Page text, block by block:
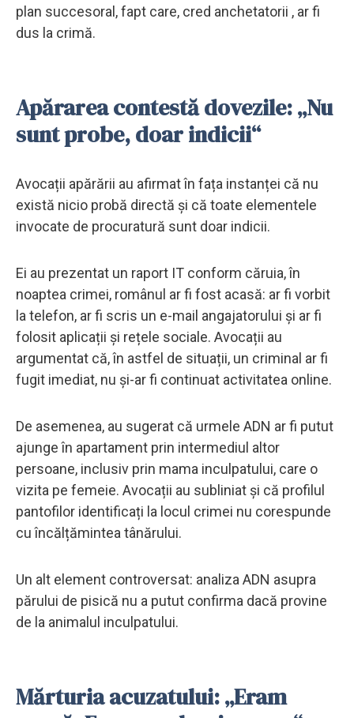
plan succesoral, fapt care, cred anchetatorii , ar fi
dus la crimă.
Apărarea contestă dovezile: „Nu
sunt probe, doar indicii“
Avocații apărării au afirmat în fața instanței că nu
există nicio probă directă și că toate elementele
invocate de procuratură sunt doar indicii.
Ei au prezentat un raport IT conform căruia, în
noaptea crimei, românul ar fi fost acasă: ar fi vorbit
la telefon, ar fi scris un e-mail angajatorului și ar fi
folosit aplicații și rețele sociale. Avocații au
argumentat că, în astfel de situații, un criminal ar fi
fugit imediat, nu și-ar fi continuat activitatea online.
De asemenea, au sugerat că urmele ADN ar fi putut
ajunge în apartament prin intermediul altor
persoane, inclusiv prin mama inculpatului, care o
vizita pe femeie. Avocații au subliniat și că profilul
pantofilor identificați la locul crimei nu corespunde
cu încălțămintea tânărului.
Un alt element controversat: analiza ADN asupra
părului de pisică nu a putut confirma dacă provine
de la animalul inculpatului.
Mărturia acuzatului: „Eram